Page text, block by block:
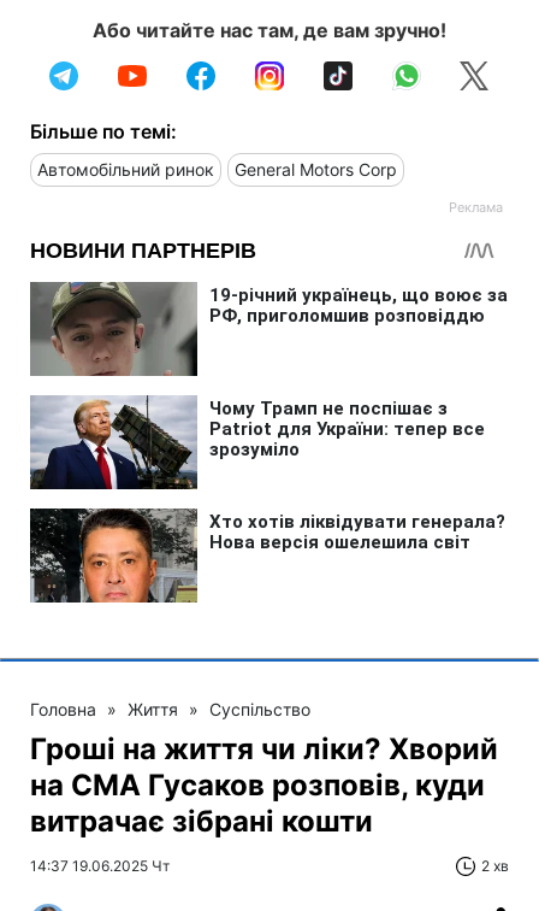
Або читайте нас там, де вам зручно!
Більше по темі:
Автомобільний ринок General Motors Corp
Головна » Життя » Суспільство
Гроші на життя чи ліки? Хворий
на СМА Гусаков розповів, куди
витрачає зібрані кошти
14:37 19.06.2025 Чт 2 хв